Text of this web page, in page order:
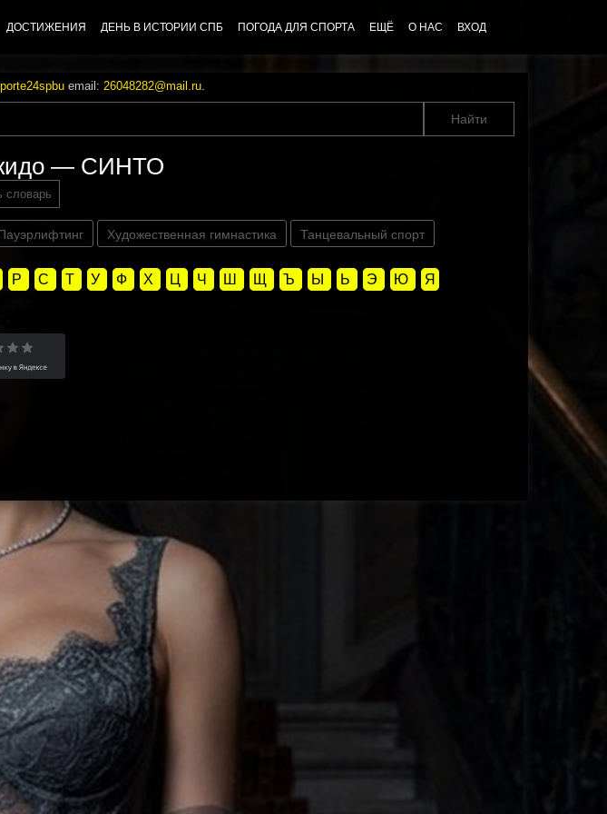
ДОСТИЖЕНИЯ ДЕНЬ В ИСТОРИИ СПБ ПОГОДА ДЛЯ СПОРТА ЕЩЁ О НАС ВХОД
email: 26048282@mail.ru.
— СИНТО
словарь
Художественная гимнастика Танцевальный спорт
Р С Т У Ф Х Ц Ч Ш Щ Ъ Ы Ь Э Ю Я